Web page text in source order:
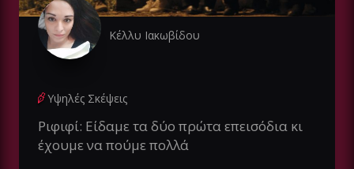
Κέλλυ Ιακωβίδου
Υψηλές Σκέψεις
Ριφιφί: Είδαμε τα δύο πρώτα επεισόδια κι
έχουμε να πούμε πολλά